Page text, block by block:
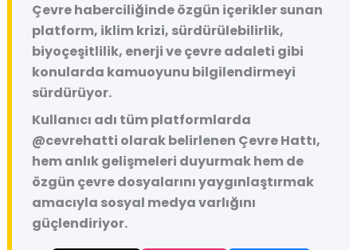
Çevre haberciliğinde özgün içerikler sunan
platform, iklim krizi, sürdürülebilirlik,
biyoçeşitlilik, enerji ve çevre adaleti gibi
konularda kamuoyunu bilgilendirmeyi
sürdürüyor.
Kullanıcı adı tüm platformlarda
@cevrehatti olarak belirlenen Çevre Hattı,
hem anlık gelişmeleri duyurmak hem de
özgün çevre dosyalarını yaygınlaştırmak
amacıyla sosyal medya varlığını
güçlendiriyor.